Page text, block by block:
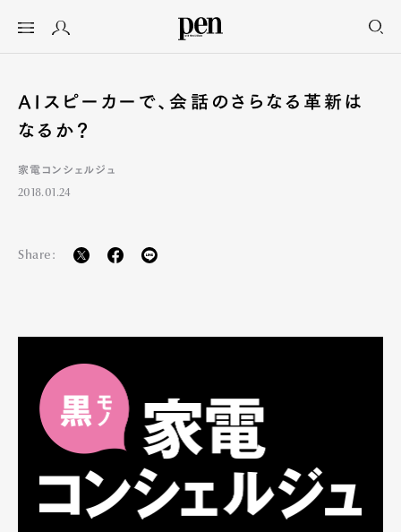
AIスピーカーで、会話のさらなる革新は
なるか？
家電コンシェルジュ
2018.01.24
Share: